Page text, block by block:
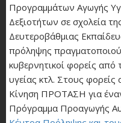
Προγραμμάτων Αγωγής
Δεξιοτήτων σε σχολεία
Δευτεροβάθμιας
πρόληψης
κυβερνητικοί φορείς
υγείας κτλ. Στους
Κίνηση ΠΡΟΤΑΣΗ για
Πρόγραμμα Προαγωγής